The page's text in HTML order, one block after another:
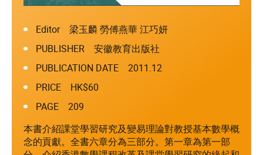
Editor 梁玉麟 勞傅燕華 江巧妍
PUBLISHER 安徽教育出版社
PUBLICATION DATE 2011.12
PRICE HK$60
PAGE 209
本書介紹課堂學習研究及變易理論對教授基本數學概
念的貢獻。全書六章分為三部分。第一章為第一部